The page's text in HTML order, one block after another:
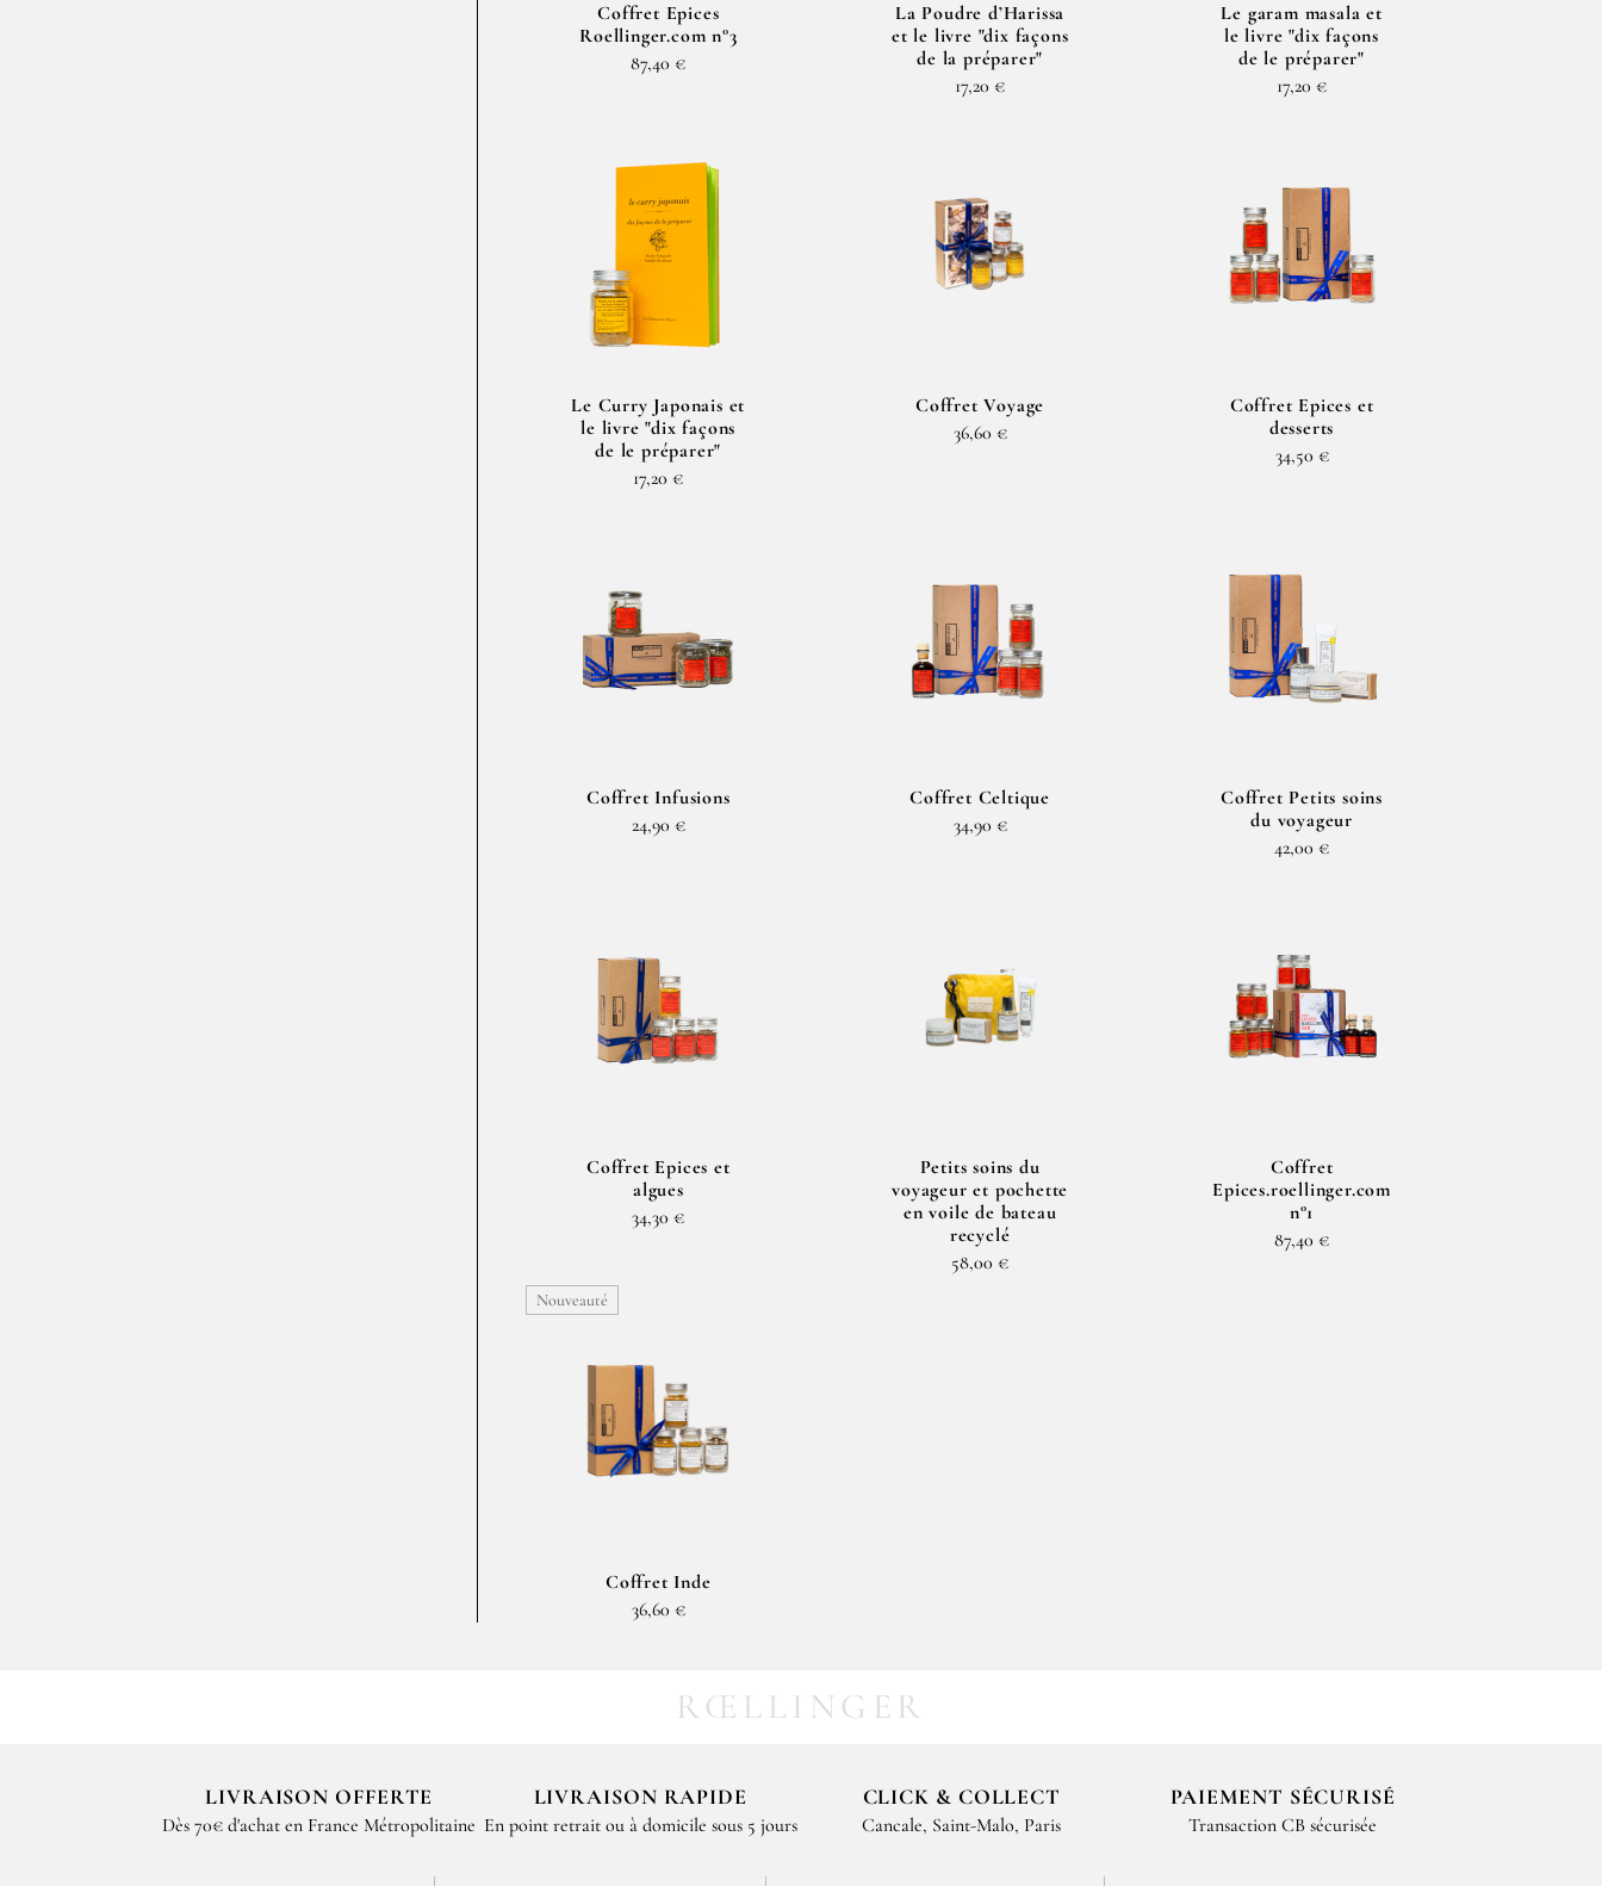
Coffret Epices
Roellinger.com n°3
87,40 €
La Poudre d’Harissa
et le livre "dix façons
de la préparer"
17,20 €
Le garam masala et
le livre "dix façons
de le préparer"
17,20 €
Le Curry Japonais et
le livre "dix façons
de le préparer"
17,20 €
Coffret Voyage
36,60 €
Coffret Epices et
desserts
34,50 €
Coffret Infusions
24,90 €
Coffret Celtique
34,90 €
Coffret Petits soins
du voyageur
42,00 €
Coffret Epices et
algues
34,30 €
Petits soins du
voyageur et pochette
en voile de bateau
recyclé
58,00 €
Coffret
Epices.roellinger.com
n°1
87,40 €
Nouveauté
Coffret Inde
36,60 €
RŒLLINGER
LIVRAISON OFFERTE
Dès 70€ d'achat en France Métropolitaine
LIVRAISON RAPIDE
En point retrait ou à domicile sous 5 jours
CLICK & COLLECT
Cancale, Saint-Malo, Paris
PAIEMENT SÉCURISÉ
Transaction CB sécurisée